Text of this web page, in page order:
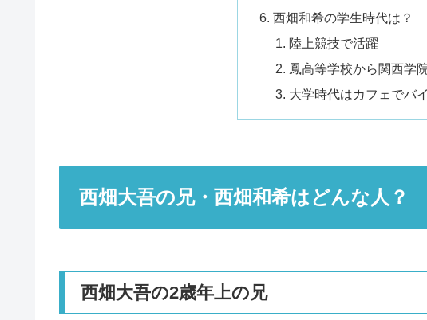
西畑和希の学生時代は？
陸上競技で活躍
鳳高等学校から関西学
大学時代はカフェでバ
西畑大吾の兄・西畑和希はどんな人？
西畑大吾の2歳年上の兄